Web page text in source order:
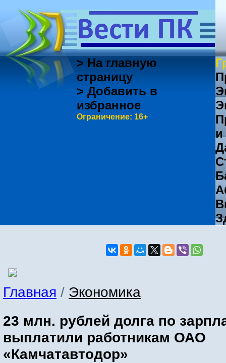
> На главную
страницу
> Добавить в
избранное
Ограничение: 16+
Главная / Экономика
23 млн. рублей долга по
выплатили работникам ОАО
«Камчатавтодор»